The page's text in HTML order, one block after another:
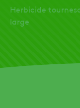
Herbicide
large